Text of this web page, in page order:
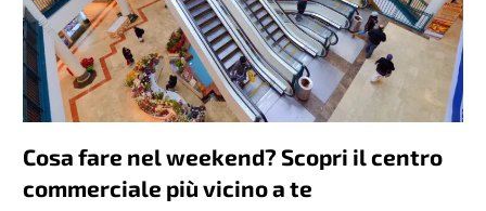
Cosa fare nel weekend? Scopri il centro
commerciale più vicino a te